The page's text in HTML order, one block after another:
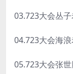
03.723大会丛
04.723大会海
05.723大会张